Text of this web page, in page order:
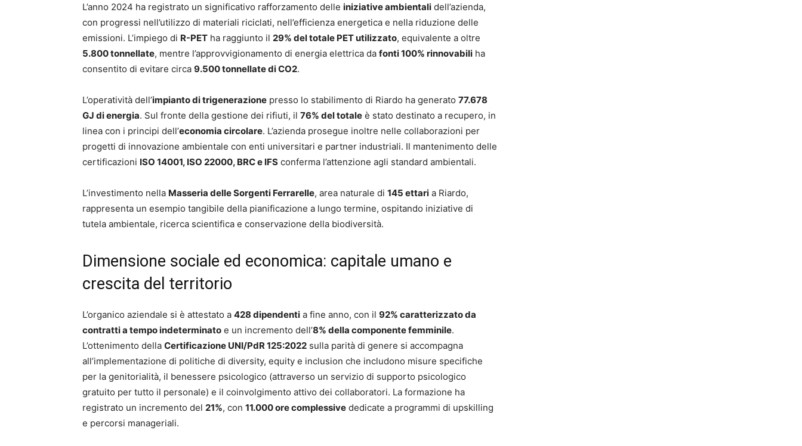
L’anno 2024 ha registrato un significativo rafforzamento delle iniziative ambientali dell’azienda,
con progressi nell’utilizzo di materiali riciclati, nell’efficienza energetica e nella riduzione delle
emissioni. L’impiego di R-PET ha raggiunto il 29% del totale PET utilizzato, equivalente a oltre
5.800 tonnellate, mentre l’approvvigionamento di energia elettrica da fonti 100% rinnovabili ha
consentito di evitare circa 9.500 tonnellate di CO2.
L’operatività dell’impianto di trigenerazione presso lo stabilimento di Riardo ha generato 77.678
GJ di energia. Sul fronte della gestione dei rifiuti, il 76% del totale è stato destinato a recupero, in
linea con i principi dell’economia circolare. L’azienda prosegue inoltre nelle collaborazioni per
progetti di innovazione ambientale con enti universitari e partner industriali. Il mantenimento delle
certificazioni ISO 14001, ISO 22000, BRC e IFS conferma l’attenzione agli standard ambientali.
L’investimento nella Masseria delle Sorgenti Ferrarelle, area naturale di 145 ettari a Riardo,
rappresenta un esempio tangibile della pianificazione a lungo termine, ospitando iniziative di
tutela ambientale, ricerca scientifica e conservazione della biodiversità.
Dimensione sociale ed economica: capitale umano e
crescita del territorio
L’organico aziendale si è attestato a 428 dipendenti a fine anno, con il 92% caratterizzato da
contratti a tempo indeterminato e un incremento dell’8% della componente femminile.
L’ottenimento della Certificazione UNI/PdR 125:2022 sulla parità di genere si accompagna
all’implementazione di politiche di diversity, equity e inclusion che includono misure specifiche
per la genitorialità, il benessere psicologico (attraverso un servizio di supporto psicologico
gratuito per tutto il personale) e il coinvolgimento attivo dei collaboratori. La formazione ha
registrato un incremento del 21%, con 11.000 ore complessive dedicate a programmi di upskilling
e percorsi manageriali.